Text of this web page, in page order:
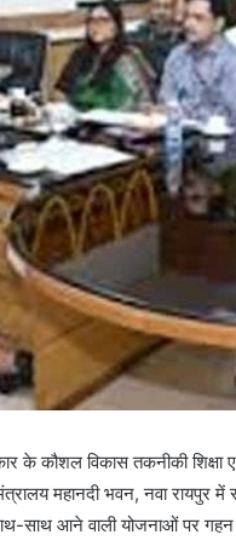
के कौशल विकास तकनीकी
महानदी भवन, नवा रायपुर में
साथ आने वाली योजनाओं पर